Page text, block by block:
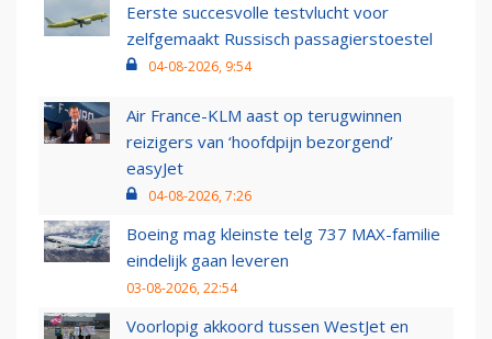
Eerste succesvolle testvlucht voor
zelfgemaakt Russisch passagierstoestel
04-08-2026, 9:54
Air France-KLM aast op terugwinnen
reizigers van ‘hoofdpijn bezorgend’
easyJet
04-08-2026, 7:26
Boeing mag kleinste telg 737 MAX-familie
eindelijk gaan leveren
03-08-2026, 22:54
Voorlopig akkoord tussen WestJet en